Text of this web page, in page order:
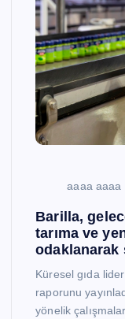
aaaa aaaa
Barilla,
tarıma ve
odaklanarak
Küresel gıda
raporunu
yönelik